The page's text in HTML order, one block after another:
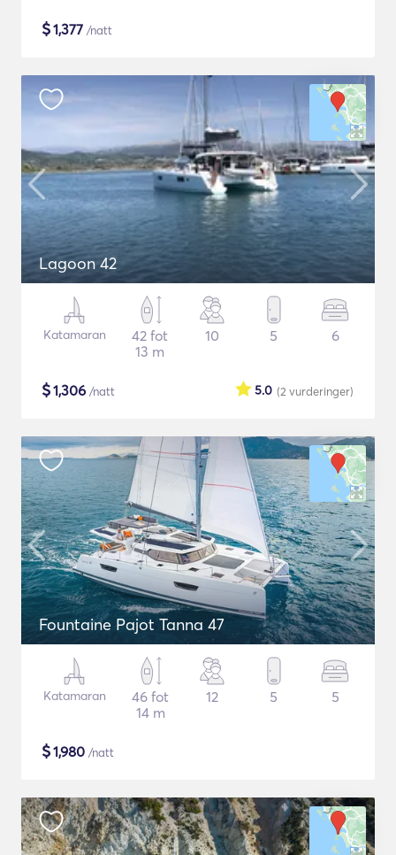
$1,377 /natt
Lagoon 42
Katamaran
42 fot
13 m
10 5 6
$1,306 /natt (2 vurderinger)
5.0
Fountaine Pajot Tanna 47
Katamaran
46 fot
14 m
12 5 5
$1,980 /natt